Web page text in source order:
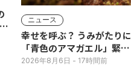
ニュース
幸せを呼ぶ？ うみがたりに
「青色のアマガエル」緊急
展示
2026年8月6日 - 17時間前